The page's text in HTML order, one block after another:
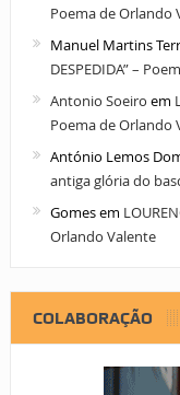
Poema de Orlando
Manuel Martins
DESPEDIDA” –
Antonio Soeiro em
Poema de Orlando
António Lemos
antiga glória do
Gomesem
Orlando Valente
COLABORAÇÃO